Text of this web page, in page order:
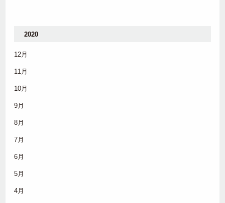
2020
12月
11月
10月
9月
8月
7月
6月
5月
4月